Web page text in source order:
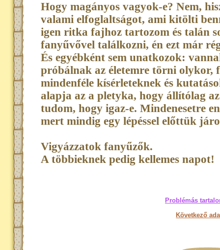
Hogy magányos vagyok-e? Nem,
valami elfoglaltságot, ami kitölti
igen ritka fajhoz tartozom és talán
fanyűvővel találkozni, én ezt már
És egyébként sem unatkozok:
próbálnak az életemre törni olykor,
mindenféle kísérleteknek és
alapja az a pletyka, hogy állítólag
tudom, hogy igaz-e. Mindenesetre
mert mindig egy lépéssel előttük
Vigyázzatok fanyűzők.
A többieknek pedig kellemes napot!
Problémás
Következő